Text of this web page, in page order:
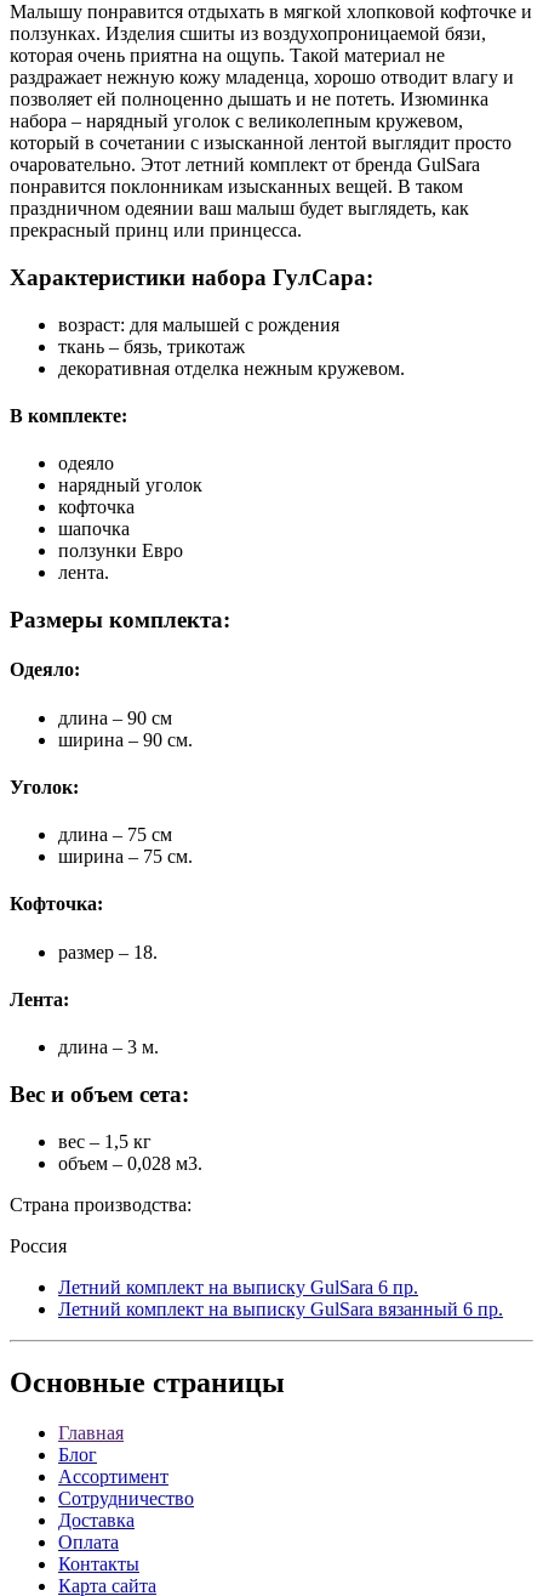
Малышу понравится отдыхать в мягкой хлопковой кофточке и
ползунках. Изделия сшиты из воздухопроницаемой бязи,
которая очень приятна на ощупь. Такой материал не
раздражает нежную кожу младенца, хорошо отводит влагу и
позволяет ей полноценно дышать и не потеть. Изюминка
набора – нарядный уголок с великолепным кружевом,
который в сочетании с изысканной лентой выглядит просто
очаровательно. Этот летний комплект от бренда GulSara
понравится поклонникам изысканных вещей. В таком
праздничном одеянии ваш малыш будет выглядеть, как
прекрасный принц или принцесса.
Характеристики набора ГулСара:
возраст: для малышей с рождения
ткань – бязь, трикотаж
декоративная отделка нежным кружевом.
В комплекте:
одеяло
нарядный уголок
кофточка
шапочка
ползунки Евро
лента.
Размеры комплекта:
Одеяло:
длина – 90 см
ширина – 90 см.
Уголок:
длина – 75 см
ширина – 75 см.
Кофточка:
размер – 18.
Лента:
длина – 3 м.
Вес и объем сета:
вес – 1,5 кг
объем – 0,028 м3.
Страна производства:
Россия
Летний комплект на выписку GulSara 6 пр.
Летний комплект на выписку GulSara вязанный 6 пр.
Основные страницы
Главная
Блог
Ассортимент
Сотрудничество
Доставка
Оплата
Контакты
Карта сайта